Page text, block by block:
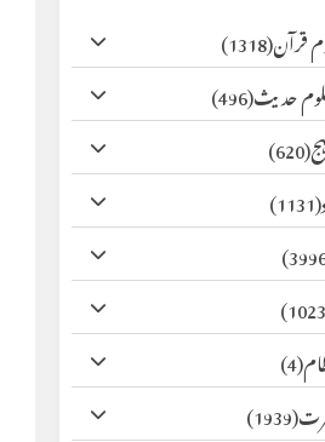
(1318)
(496)
(620)
(1131)
(4)
(1939)